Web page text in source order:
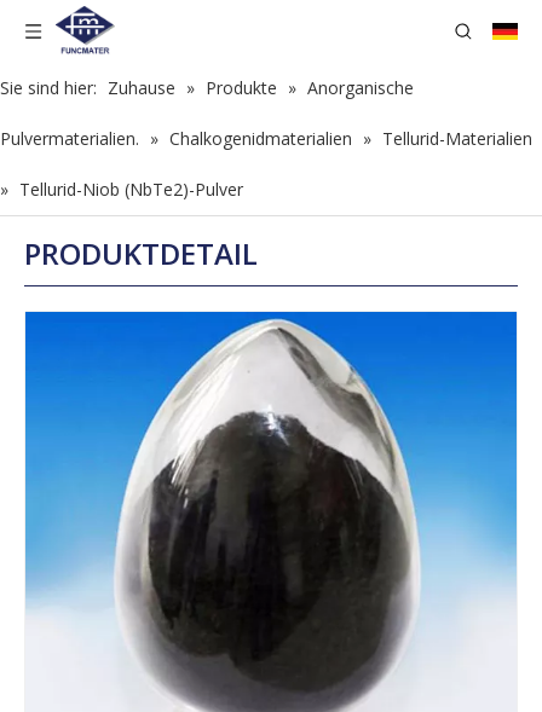
Sie sind hier: Zuhause » Produkte » Anorganische
Pulvermaterialien. » Chalkogenidmaterialien » Tellurid-Materialien
» Tellurid-Niob (NbTe2)-Pulver
PRODUKTDETAIL